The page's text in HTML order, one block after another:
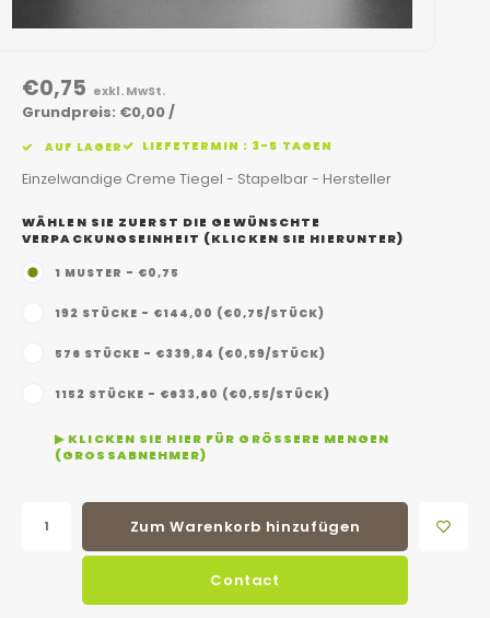
€0,75 exkl. MwSt.
Grundpreis: €0,00 /
AUF LAGER LIEFETERMIN : 3-5 TAGEN
Einzelwandige Creme Tiegel - Stapelbar - Hersteller
WÄHLEN SIE ZUERST DIE GEWÜNSCHTE
VERPACKUNGSEINHEIT (KLICKEN SIE HIERUNTER)
1 MUSTER - €0,75
192 STÜCKE - €144,00 (€0,75/STÜCK)
576 STÜCKE - €339,84 (€0,59/STÜCK)
1152 STÜCKE - €633,60 (€0,55/STÜCK)
▶ KLICKEN SIE HIER FÜR GRÖSSERE MENGEN (
GROSSABNEHMER)
Zum Warenkorb hinzufügen
Contact